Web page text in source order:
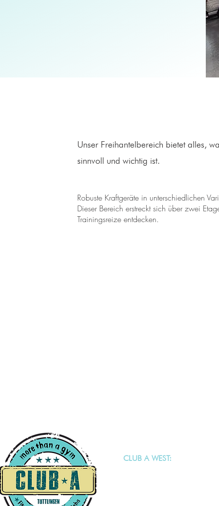
Unser Freihantelbereich bietet alles,
sinnvoll und wichtig ist.
Robuste Kraftgeräte in unterschiedlichen
Dieser Bereich erstreckt sich über zwei
Trainingsreize entdecken.
CLUB A WEST: